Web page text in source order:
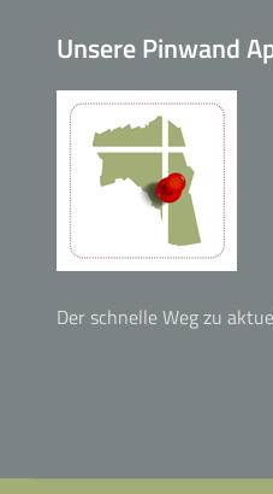
Unsere Pinwand
Der schnelle Weg zu
Café der guten Hoffnung